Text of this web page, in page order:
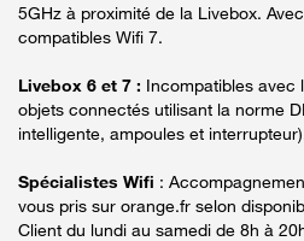
5GHz à proximité de la Livebox.
compatibles Wifi 7.
Livebox 6 et 7 : Incompatibles avec
objets connectés utilisant la norme
intelligente, ampoules et
Spécialistes Wifi :
vous pris sur orange.fr selon
Client du lundi au samedi de 8h à